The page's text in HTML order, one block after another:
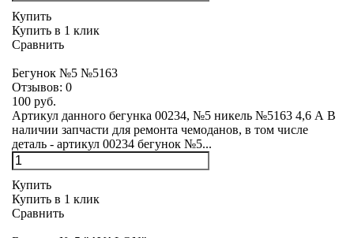
Купить
Купить в 1 клик
Сравнить
Бегунок №5 №5163
Отзывов: 0
100 руб.
Артикул данного бегунка 00234, №5 никель №5163 4,6 А В
наличии запчасти для ремонта чемоданов, в том числе
деталь - артикул 00234 бегунок №5...
Купить
Купить в 1 клик
Сравнить